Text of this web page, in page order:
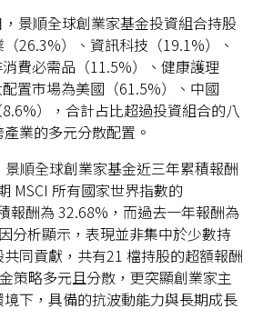
景順全球創業家基金投資組合持股
26.3%）、資訊科技（19.1%）、
費必需品（11.5%）、健康護理
配置市場為美國（61.5%）、中國
8.6%），合計占比超過投資組合的八
業的多元分散配置。
順全球創業家基金近三年累積報酬
MSCI 所有國家世界指數的
報酬為 32.68%，而過去一年報酬為
分析顯示，表現並非集中於少數持
同貢獻，共有21 檔持股的超額報酬
策略多元且分散，更突顯創業家主
下，具備的抗波動能力與長期成長